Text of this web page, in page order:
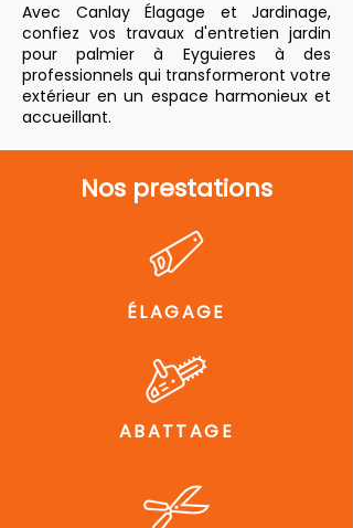
Avec Canlay Élagage et Jardinage,
confiez vos travaux d'entretien jardin
pour palmier à Eyguieres à des
professionnels qui transformeront votre
extérieur en un espace harmonieux et
accueillant.
Nos prestations
ÉLAGAGE
ABATTAGE